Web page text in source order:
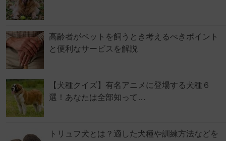
高齢者がペットを飼うとき考えるべきポイント
と便利なサービスを解説
【犬種クイズ】有名アニメに登場する犬種６
選！あなたは全部知って…
トリュフ犬とは？適した犬種や訓練方法などを